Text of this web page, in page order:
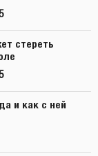
стереть
и как с ней